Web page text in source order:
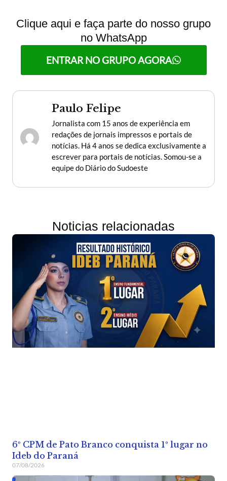
Clique aqui e faça parte do nosso grupo
no WhatsApp
ENTRAR NO GRUPO AGORA
Paulo Felipe
Jornalista com 15 anos de experiência em
redações de jornais impressos e portais de
notícias. Há 4 anos se dedica exclusivamente a
escrever para portais de notícias. Somou-se a
equipe do Diário do Sudoeste
Noticias relacionadas
6º CPM de Pato Branco conquista 1º lugar no
Ideb do Paraná
07/08/2026